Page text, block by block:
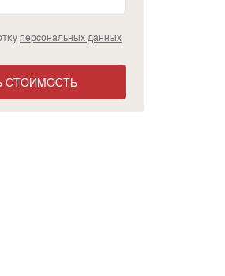
персональных данных
СТОИМОСТЬ